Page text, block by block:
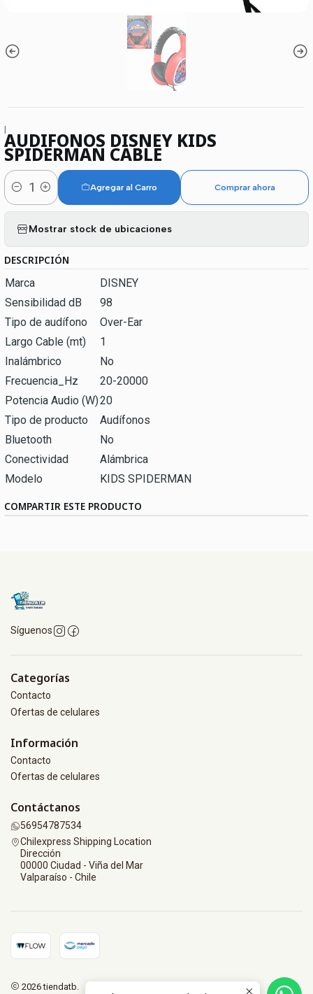
|AUDIFONOS DISNEY KIDS
SPIDERMAN CABLE
Cantidad
Agregar al Carro Comprar ahora
Mostrar stock de ubicaciones
DESCRIPCIÓN
Marca
DISNEY
Sensibilidad dB
98
Tipo de audífono
Over-Ear
Largo Cable (mt)
1
Inalámbrico
No
Frecuencia_Hz
20-20000
Potencia Audio (W)20
Tipo de producto
Audífonos
Bluetooth
No
Conectividad
Alámbrica
Modelo
KIDS SPIDERMAN
COMPARTIR ESTE PRODUCTO
Síguenos
Categorías
Contacto
Ofertas de celulares
Información
Contacto
Ofertas de celulares
Contáctanos
56954787534
Chilexpress Shipping Location
Dirección
00000 Ciudad - Viña del Mar
Valparaíso - Chile
2026 tiendatb.